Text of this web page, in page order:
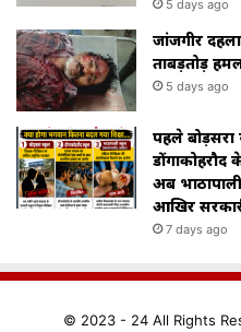
5 days ago
जांजगीर
ताबड़तोड़
5 days ago
पहले
डोंगाकोहरौद
अब
आखिर
7 days ago
© 2023 - 24 All Rights